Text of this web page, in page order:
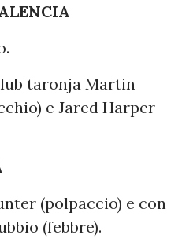
taronja Martin
e Jared Harper
(polpaccio) e con
(febbre).